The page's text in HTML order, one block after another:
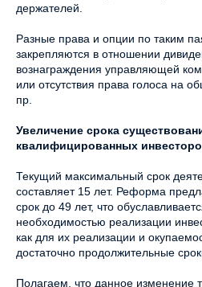
держателей.
Разные права и опции по таким
закрепляются в отношении
вознаграждения управляющей
или отсутствия права голоса на
пр.
Увеличение срока
квалифицированных
Текущий максимальный срок
составляет 15 лет. Реформа
срок до 49 лет, что
необходимостью реализации
как для их реализации и
достаточно продолжительные
Полагаем, что данное изменение